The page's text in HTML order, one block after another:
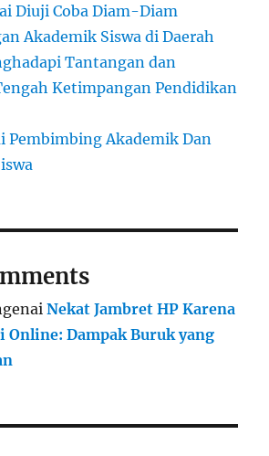
Diuji Coba Diam-Diam
Akademik Siswa di Daerah
Tantangan dan
Ketimpangan Pendidikan
Pembimbing Akademik Dan
Nekat Jambret HP Karena
Online: Dampak Buruk yang